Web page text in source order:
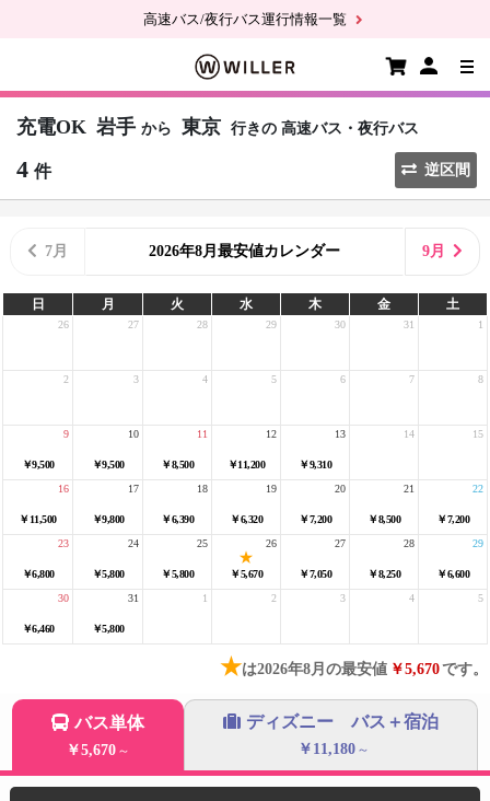
高速バス/夜行バス運行情報一覧
充電OK 岩手 から 東京 行きの 高速バス・夜行バス
4 件 逆区間
7月 2026年8月最安値カレンダー 9月
日 月 火 水 木 金 土
26 27 28 29 30 31 1
2 3 4 5 6 7 8
￥9,500
9
￥9,500
10
￥8,500
11
￥11,200
12
￥9,310
13 14 15
￥11,500
16
￥9,800
17
￥6,390
18
￥6,320
19
￥7,200
20
￥8,500
21
￥7,200
22
￥6,800
23
￥5,800
24
￥5,800
25
￥5,670
26
￥7,050
27
￥8,250
28
￥6,600
29
￥6,460
30
￥5,800
31 1 2 3 4 5
★は2026年8月の最安値 ￥5,670です。
バス単体
￥5,670 ～
ディズニー バス＋宿泊
￥11,180 ～